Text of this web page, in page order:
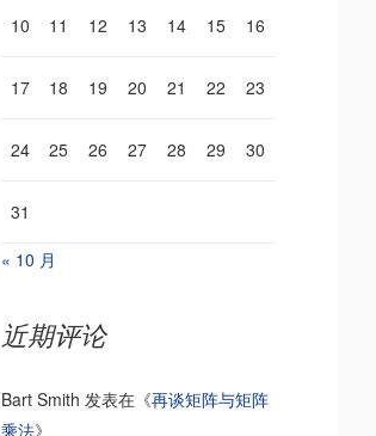
10 11 12 13 14 15 16
17 18 19 20 21 22 23
24 25 26 27 28 29 30
31
« 10 月
近期评论
Bart Smith 发表在《再谈矩阵与矩阵
乘法》